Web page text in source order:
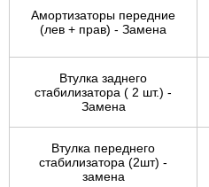
Амортизаторы передние
(лев + прав) - Замена
Втулка заднего
стабилизатора ( 2 шт.) -
Замена
Втулка переднего
стабилизатора (2шт) -
замена